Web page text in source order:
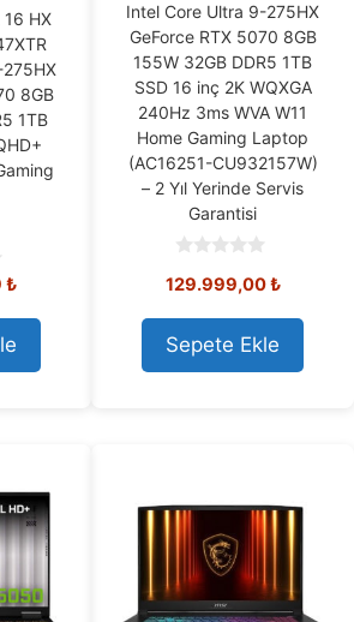
16 HX
8GB
1TB
₺
Intel Core Ultra 9-275HX
GeForce RTX 5070 8GB
155W 32GB DDR5 1TB
SSD 16 inç 2K WQXGA
240Hz 3ms WVA W11
Home Gaming Laptop
(AC16251-CU932157W)
– 2 Yıl Yerinde Servis
Garantisi
o
t
o
f
5
129.999,00₺
Sepete Ekle